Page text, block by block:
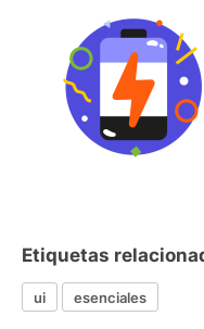
Etiquetas
ui esenciales